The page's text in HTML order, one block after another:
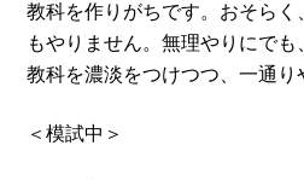
教科を作りがちです。おそら
もやりません。無理やりにで
教科を濃淡をつけつつ、一通り
＜模試中＞